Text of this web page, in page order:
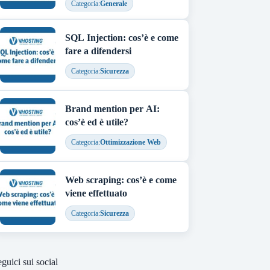
Categoria:Generale
SQL Injection: cos’è e come
fare a difendersi
Categoria:Sicurezza
Brand mention per AI:
cos’è ed è utile?
Categoria:Ottimizzazione Web
Web scraping: cos’è e come
viene effettuato
Categoria:Sicurezza
sui social